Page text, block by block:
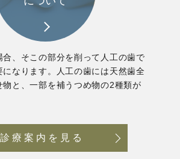
合、そこの部分を削って人工の歯で
になります。人工の歯には天然歯全
物と、一部を補うつめ物の2種類が
診療案内を見る